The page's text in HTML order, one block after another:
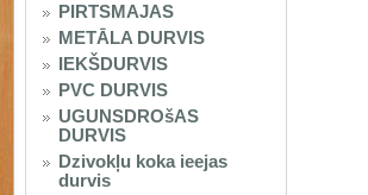
PIRTSMAJAS
METĀLA DURVIS
IEKŠDURVIS
PVC DURVIS
UGUNSDROšAS
DURVIS
Dzivokļu koka ieejas
durvis